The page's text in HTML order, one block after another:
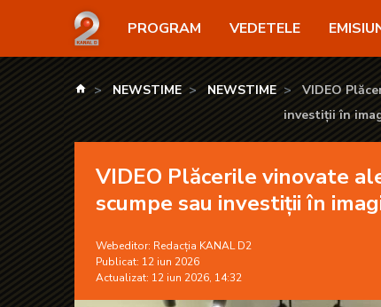
VIDEO Plăcerile vinovate ale vedetelor: de la
PROGRAM VEDETELE
kanald.ro
NEWSTIME NEWSTIME
VIDEO
investiții în
VIDEO Plăcerile vinovate
scumpe sau investiții în
Webeditor: Redacția KANAL D2
Publicat: 12 iun 2026
Actualizat: 12 iun 2026, 14:32